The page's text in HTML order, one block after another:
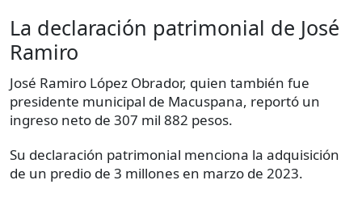
La declaración patrimonial de José
Ramiro
José Ramiro López Obrador, quien también fue
presidente municipal de Macuspana, reportó un
ingreso neto de 307 mil 882 pesos.
Su declaración patrimonial menciona la adquisición
de un predio de 3 millones en marzo de 2023.